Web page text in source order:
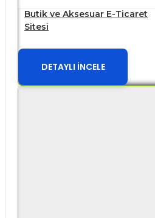
Butik ve Aksesuar E-Ticaret
Sitesi
DETAYLI İNCELE